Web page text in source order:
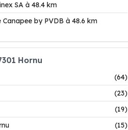
SA à 48.4 km
by PVDB à 48.6 km
Hornu
(64)
(23)
(19)
(15)